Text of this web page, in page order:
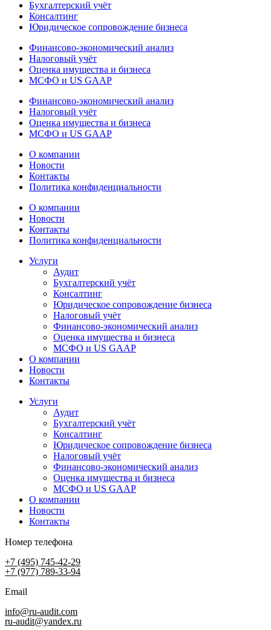
Бухгалтерский учёт
Консалтинг
Юридическое сопровождение бизнеса
Финансово-экономический анализ
Налоговый учёт
Оценка имущества и бизнеса
МСФО и US GAAP
Финансово-экономический анализ
Налоговый учёт
Оценка имущества и бизнеса
МСФО и US GAAP
О компании
Новости
Контакты
Политика конфиденциальности
О компании
Новости
Контакты
Политика конфиденциальности
Услуги
Аудит
Бухгалтерский учёт
Консалтинг
Юридическое сопровождение бизнеса
Налоговый учёт
Финансово-экономический анализ
Оценка имущества и бизнеса
МСФО и US GAAP
О компании
Новости
Контакты
Услуги
Аудит
Бухгалтерский учёт
Консалтинг
Юридическое сопровождение бизнеса
Налоговый учёт
Финансово-экономический анализ
Оценка имущества и бизнеса
МСФО и US GAAP
О компании
Новости
Контакты
Номер телефона
+7 (495) 745-42-29
+7 (977) 789-33-94
Email
info@ru-audit.com
ru-audit@yandex.ru